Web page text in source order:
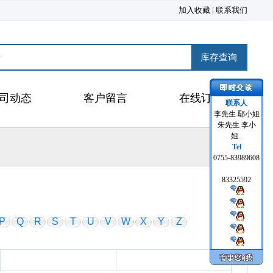
加入收藏 | 联系我们
动态 客户留言 在线订购
Q R S T U V W X Y Z
联系人
李先生 鄢小姐
朱先生 李小
姐..
Tel
0755-83989608
83325592